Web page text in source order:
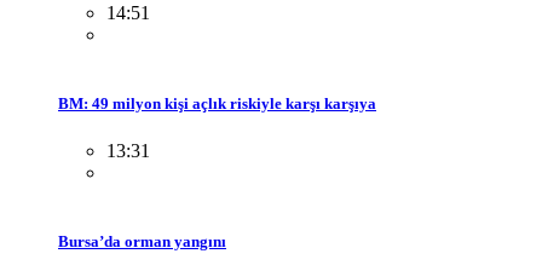
14:51
BM: 49 milyon kişi açlık riskiyle karşı karşıya
13:31
Bursa’da orman yangını